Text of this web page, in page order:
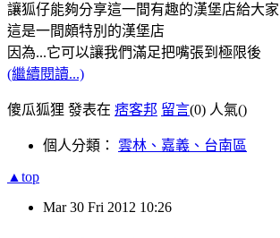
讓狐仔能夠分享這一間有趣的漢堡店給大家
這是一間頗特別的漢堡店
因為...它可以讓我們滿足把嘴張到極限後
(繼續閱讀...)
傻瓜狐狸 發表在 痞客邦 留言(0) 人氣()
個人分類： 雲林、嘉義、台南區
▲top
Mar 30 Fri 2012 10:26